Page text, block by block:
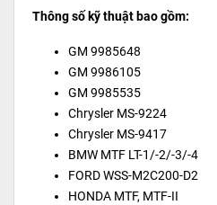
Thông số kỹ thuật bao gồm:
GM 9985648
GM 9986105
GM 9985535
Chrysler MS-9224
Chrysler MS-9417
BMW MTF LT-1/-2/-3/-4
FORD WSS-M2C200-D2
HONDA MTF, MTF-II